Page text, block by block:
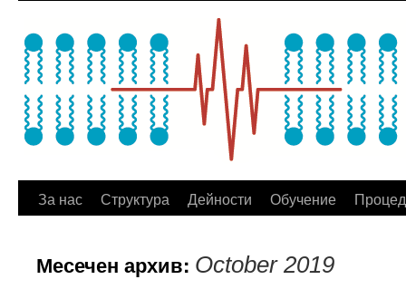
За нас Структура Дейности Обучение
Месечен архив: October 2019